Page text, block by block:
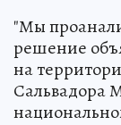
"Мы
решение
на
Сальвадора